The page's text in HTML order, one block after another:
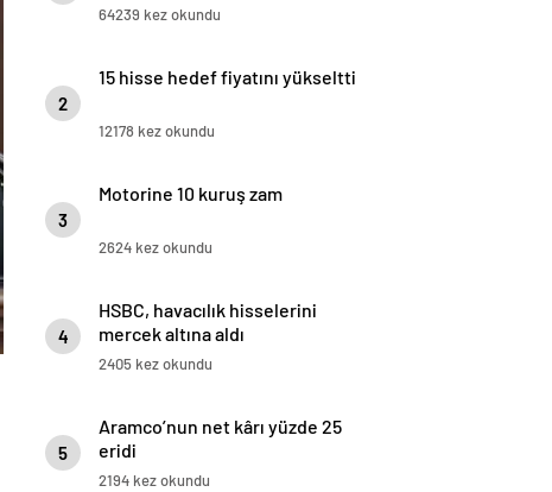
64239 kez okundu
2
15 hisse hedef fiyatını yükseltti
12178 kez okundu
3
Motorine 10 kuruş zam
2624 kez okundu
4
HSBC, havacılık hisselerini
mercek altına aldı
2405 kez okundu
5
Aramco’nun net kârı yüzde 25
eridi
2194 kez okundu